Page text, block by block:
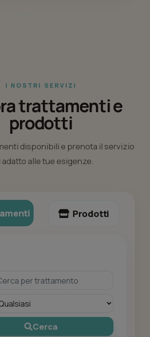
I NOSTRI SERVIZI
trattamenti e
prodotti
disponibili e prenota il servizio
adatto alle tue esigenze.
Prodotti
Cerca